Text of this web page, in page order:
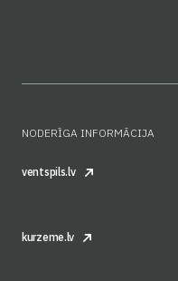
NODERĪGA INFORMĀCIJA
ventspils.lv
kurzeme.lv